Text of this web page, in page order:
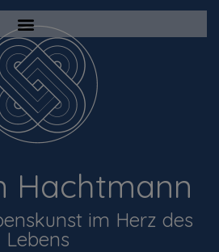
Hachtmann
im Herz des
Lebens